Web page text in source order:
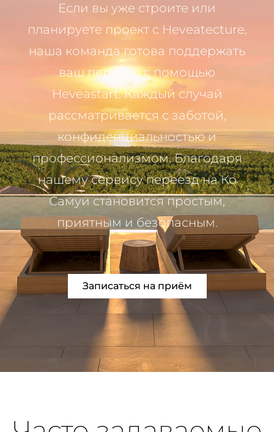
Если вы уже строите или
планируете проект с Heveatecture,
наша команда готова поддержать
ваш переезд с помощью
Heveastart. Каждый случай
рассматривается с заботой,
конфиденциальностью и
профессионализмом. Благодаря
нашему сервису переезд на Ко
Самуи становится простым,
приятным и безопасным.
Записаться на приём